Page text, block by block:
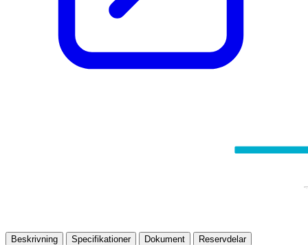
Beskrivning Specifikationer Dokument Reservdelar